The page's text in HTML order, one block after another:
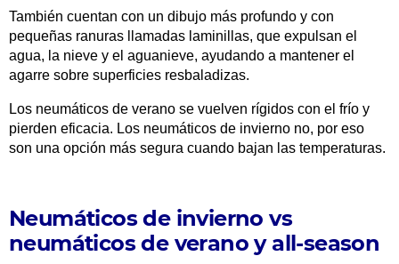
También cuentan con un dibujo más profundo y con
pequeñas ranuras llamadas laminillas, que expulsan el
agua, la nieve y el aguanieve, ayudando a mantener el
agarre sobre superficies resbaladizas.
Los neumáticos de verano se vuelven rígidos con el frío y
pierden eficacia. Los neumáticos de invierno no, por eso
son una opción más segura cuando bajan las temperaturas.
Neumáticos de invierno vs
neumáticos de verano y all-season